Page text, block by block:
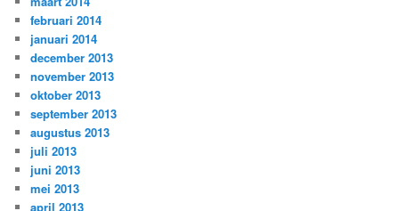
februari 2014
januari 2014
december 2013
november 2013
oktober 2013
september 2013
augustus 2013
juli 2013
juni 2013
mei 2013
april 2013